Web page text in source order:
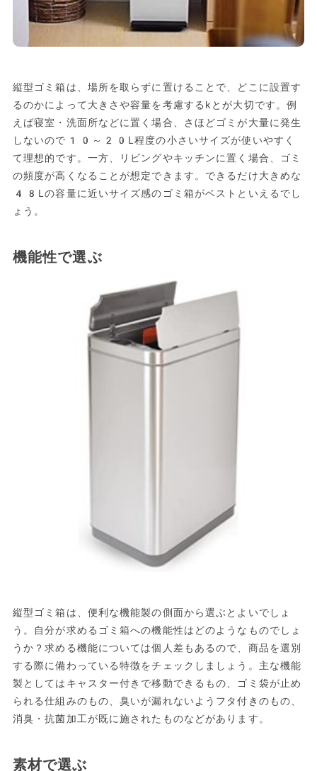
縦型ゴミ箱は、場所を取らずに置けることで、どこに設置す
るのかによって大きさや容量を考慮するkとが大切です。例
えば寝室・洗面所などに置く場合、さほどゴミが大量に発生
しないので10～20L程度の小さいサイズが使いやすく
て理想的です。一方、リビングやキッチンに置く場合、ゴミ
の頻度が高くなることが想定できます。できるだけ大きめな
48Lの容量に近いサイズ感のゴミ箱がベストといえるでし
ょう。
機能性で選ぶ
縦型ゴミ箱は、便利な機能製の側面から選ぶとよいでしょ
う。自分が求めるゴミ箱への機能性はどのようなものでしょ
うか？求める機能については個人差もあるので、商品を選別
する際に備わっている特徴をチェックしましょう。主な機能
製としてはキャスター付きで移動できるもの、ゴミ袋が止め
られる仕組みのもの、臭いが漏れないようフタ付きのもの、
消臭・抗菌加工が既に施されたものなどがあります。
素材で選ぶ